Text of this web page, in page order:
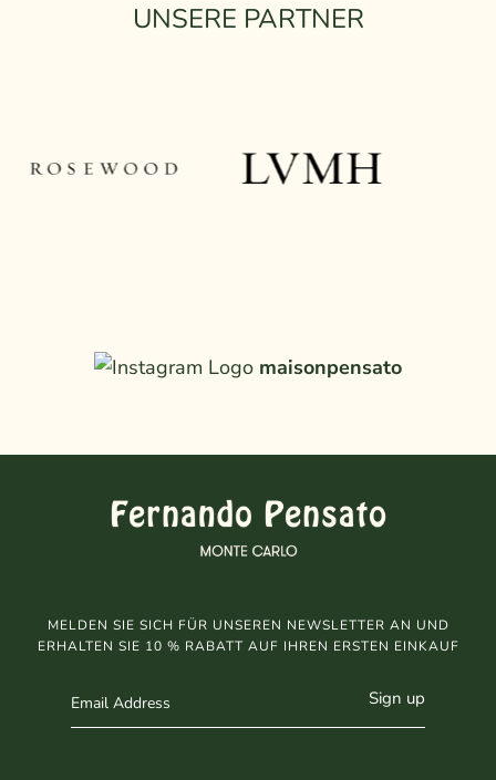
UNSERE PARTNER
maisonpensato
MELDEN SIE SICH FÜR UNSEREN NEWSLETTER AN UND
ERHALTEN SIE 10 % RABATT AUF IHREN ERSTEN EINKAUF
Sign up